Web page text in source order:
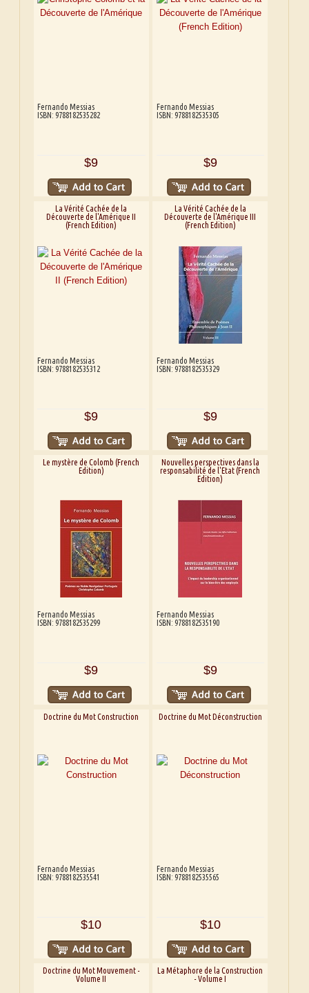
Fernando Messias
ISBN: 9788182535282
$9
Fernando Messias
ISBN: 9788182535305
$9
La Vérité Cachée de la
Découverte de l'Amérique II
(French Edition)
Fernando Messias
ISBN: 9788182535312
$9
La Vérité Cachée de la
Découverte de l'Amérique III
(French Edition)
Fernando Messias
ISBN: 9788182535329
$9
Le mystère de Colomb (French
Edition)
Fernando Messias
ISBN: 9788182535299
$9
Nouvelles perspectives dans la
responsabilité de l'Etat (French
Edition)
Fernando Messias
ISBN: 9788182535190
$9
Doctrine du Mot Construction
Fernando Messias
ISBN: 9788182535541
$10
Doctrine du Mot Déconstruction
Fernando Messias
ISBN: 9788182535565
$10
Doctrine du Mot Mouvement -
Volume II
La Métaphore de la Construction
- Volume I